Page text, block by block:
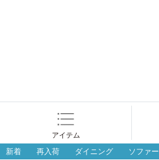
アイテム
新着 再入荷 ダイニング ソファー